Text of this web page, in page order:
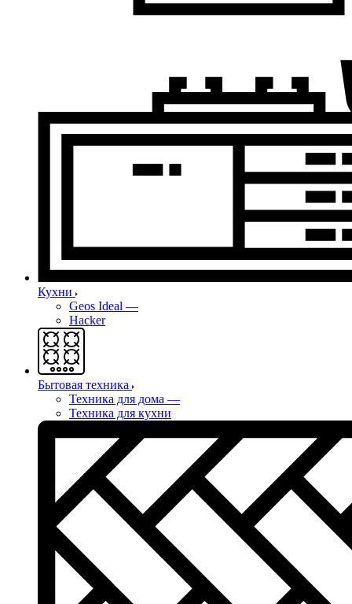
Кухни
Geos Ideal —
Hacker
Бытовая техника
Техника для дома —
Техника для кухни